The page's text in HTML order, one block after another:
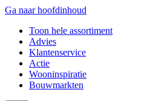
Ga naar hoofdinhoud
Toon hele assortiment
Advies
Klantenservice
Actie
Wooninspiratie
Bouwmarkten